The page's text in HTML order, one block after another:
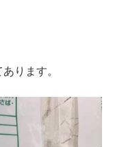
ります。